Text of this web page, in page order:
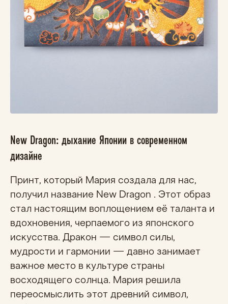
New Dragon: дыхание Японии в современном
дизайне
Принт, который Мария создала для нас,
получил название New Dragon . Этот образ
стал настоящим воплощением её таланта и
вдохновения, черпаемого из японского
искусства. Дракон — символ силы,
мудрости и гармонии — давно занимает
важное место в культуре страны
восходящего солнца. Мария решила
переосмыслить этот древний символ,